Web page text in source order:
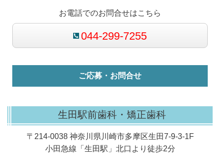
お電話でのお問合せはこちら
044-299-7255
ご応募・お問合せ
生田駅前歯科・矯正歯科
〒214-0038 神奈川県川崎市多摩区生田7-9-3-1F
小田急線「生田駅」北口より徒歩2分